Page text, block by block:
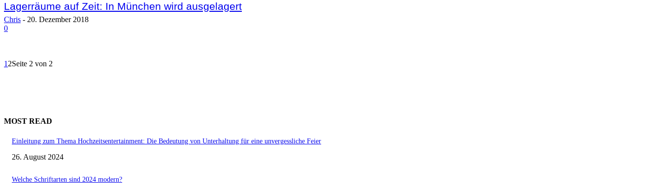
Lagerräume auf Zeit: In München wird ausgelagert
Chris - 20. Dezember 2018
0
1 2Seite 2 von 2
MOST READ
Einleitung zum Thema Hochzeitsentertainment: Die Bedeutung von Unterhaltung für eine unvergessliche Feier
26. August 2024
Welche Schriftarten sind 2024 modern?